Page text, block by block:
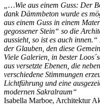
„…Wie aus einem Guss: Der
dank Dämmbeton wurde es
aus einem Guss in einem
gegossener Stein“ so die
aussieht, so ist es auch
der Glauben, den diese
Viele Galerien, in bester
aus versetzte Ebenen, die
verschiedene Stimmungen
Lichtführung und eine
modernen Sakralraum“
Isabella Marboe, Architektur